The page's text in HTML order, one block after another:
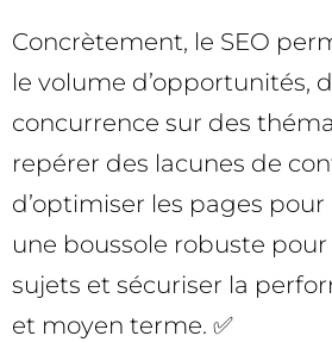
Concrètement, le SEO
le volume d’opportunités,
concurrence sur des
repérer des lacunes de
d’optimiser les pages pour
une boussole robuste
sujets et sécuriser la
et moyen terme. ✅